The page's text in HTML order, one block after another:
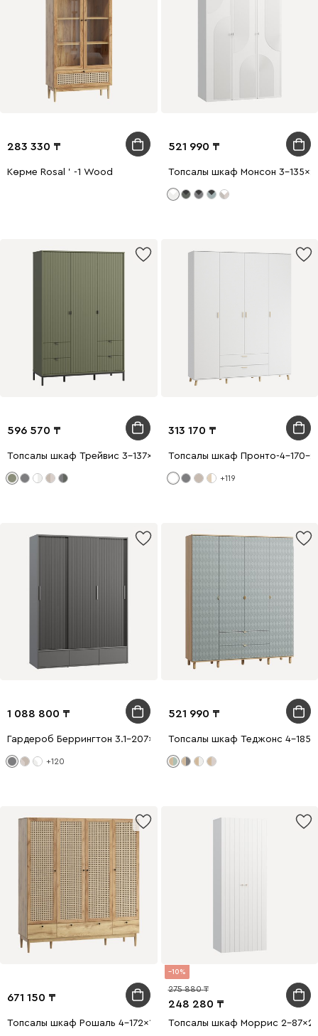
283 330
Көрме Rosal ' -1 Wood
521 990
Топсалы шкаф Монсон 3-
596 570
Топсалы шкаф Трейвис 3-137x205 Оливковый
313 170
Топсалы шкаф Пронто-4-170-
+119
1 088 800
Гардероб Беррингтон 3.1-207x240 Графитовый
+120
521 990
Топсалы шкаф Теджонс 4-
671 150
Топсалы шкаф Рошаль 4-172x190 Ротанг
10
248 280
275 880
Топсалы шкаф Моррис 2-